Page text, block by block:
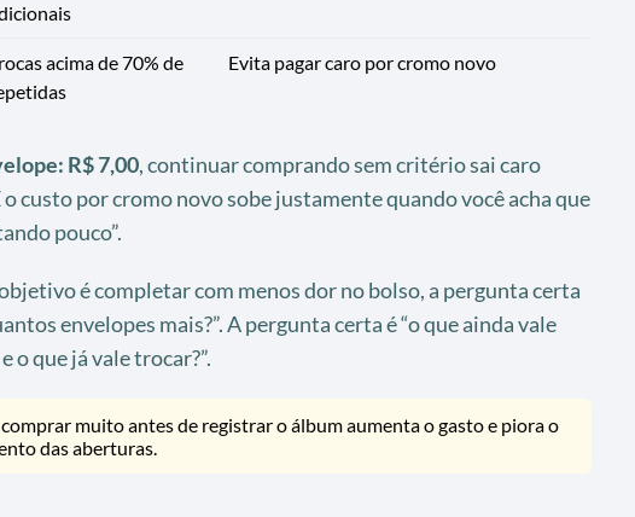
acima de 70% de
Evita pagar caro por cromo novo
R$ 7,00, continuar comprando sem critério sai caro
o custo por cromo novo sobe justamente quando você acha que
pouco”.
é completar com menos dor no bolso, a pergunta certa
envelopes mais?”. A pergunta certa é “o que ainda vale
o que já vale trocar?”.
muito antes de registrar o álbum aumenta o gasto e piora o
das aberturas.